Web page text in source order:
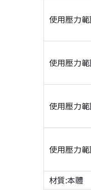
使用壓力
使用壓力
使用壓力
使用壓力
材質:本體